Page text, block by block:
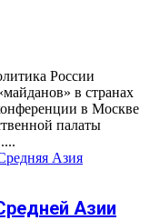
России
в странах
в Москве
палаты
Азия
Азии